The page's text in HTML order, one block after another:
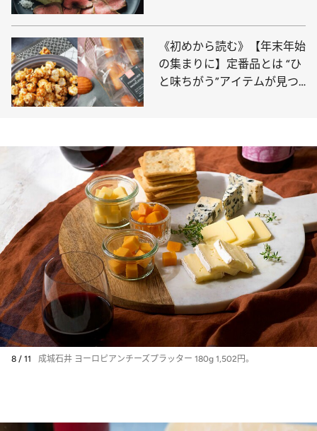
フ、焼肉食べ比べセットも
《初めから読む》【年末年始
の集まりに】定番品とは “ひ
と味ちがう”アイテムが見つ
8 / 11 成城石井 ヨーロピアンチーズプラッター 180g 1,502円。